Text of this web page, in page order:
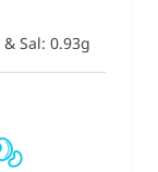
& Sal: 0.93g